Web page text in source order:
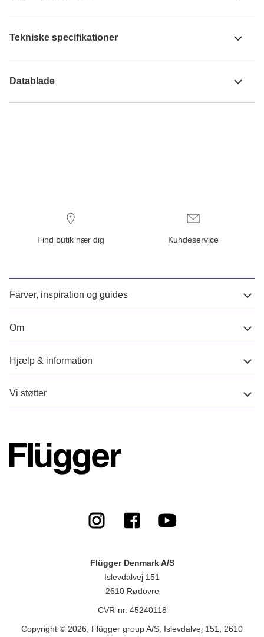
Tekniske specifikationer
Datablade
Find butik nær dig Kundeservice
Farver, inspiration og guides
Om
Hjælp & information
Vi støtter
Flügger Denmark A/S
Islevdalvej 151
2610 Rødovre
CVR-nr. 45240118
Copyright © 2026, Flügger group A/S, Islevdalvej 151, 2610